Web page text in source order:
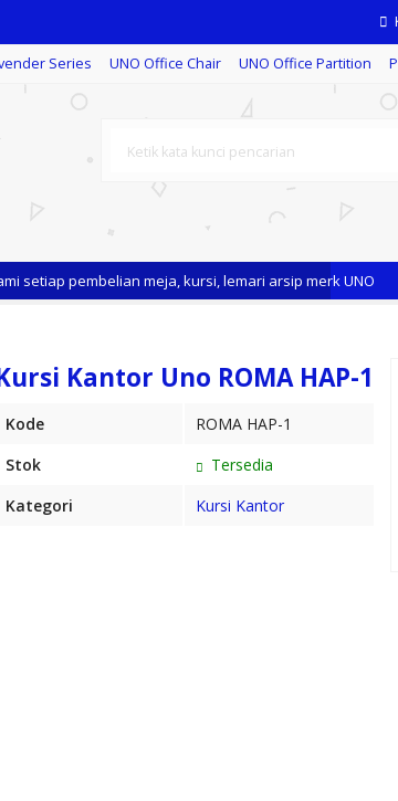
Series UNO Office Chair UNO Office Partition
pembelian meja, kursi, lemari arsip merk UNO
Kantor Uno ROMA HAP-1
Kode
ROMA HAP-1
Stok
Tersedia
Kategori
Kursi Kantor